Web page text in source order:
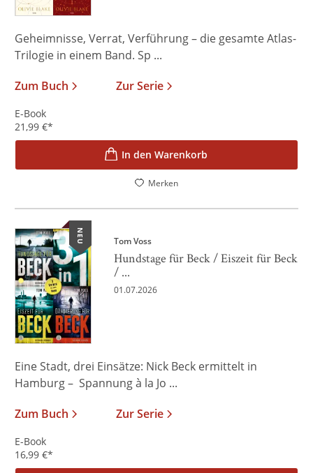
Geheimnisse, Verrat, Verführung – die gesamte Atlas-
Trilogie in einem Band. Sp ...
Zum Buch
Zur Serie
E-Book
21,99 €*
In den Warenkorb
Merken
NEU Tom Voss
Hundstage für Beck / Eiszeit für Beck
/ ...
01.07.2026
Eine Stadt, drei Einsätze: Nick Beck ermittelt in
Hamburg – Spannung à la Jo ...
Zum Buch
Zur Serie
E-Book
16,99 €*